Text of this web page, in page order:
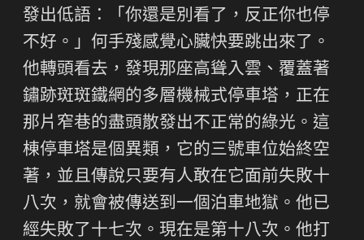
發出低語：「你還是別看了，反正你也停
不好。」何手殘感覺心臟快要跳出來了。
他轉頭看去，發現那座高聳入雲、覆蓋著
鏽跡斑斑鐵網的多層機械式停車塔，正在
那片窄巷的盡頭散發出不正常的綠光。這
棟停車塔是個異類，它的三號車位始終空
著，並且傳說只要有人敢在它面前失敗十
八次，就會被傳送到一個泊車地獄。他已
經失敗了十七次。現在是第十八次。他打